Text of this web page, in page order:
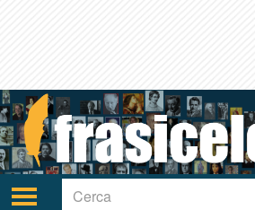
Attiva/disattiva
navigazione